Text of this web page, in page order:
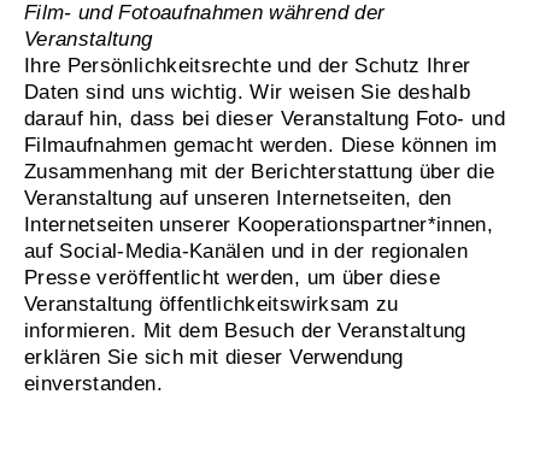
Film- und Fotoaufnahmen während der
Veranstaltung
Ihre Persönlichkeitsrechte und der Schutz Ihrer
Daten sind uns wichtig. Wir weisen Sie deshalb
darauf hin, dass bei dieser Veranstaltung Foto- und
Filmaufnahmen gemacht werden. Diese können im
Zusammenhang mit der Berichterstattung über die
Veranstaltung auf unseren Internetseiten, den
Internetseiten unserer Kooperationspartner*innen,
auf Social-Media-Kanälen und in der regionalen
Presse veröffentlicht werden, um über diese
Veranstaltung öffentlichkeitswirksam zu
informieren. Mit dem Besuch der Veranstaltung
erklären Sie sich mit dieser Verwendung
einverstanden.